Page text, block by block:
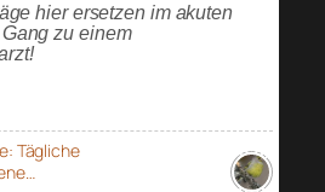
hier ersetzen im akuten
zu einem
Tägliche